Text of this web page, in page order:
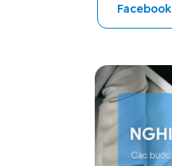
Facebook